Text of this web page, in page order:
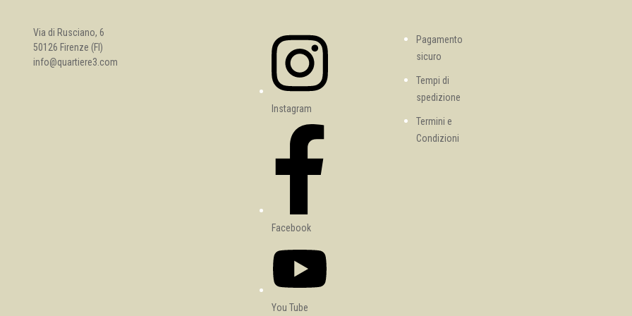
Via di Rusciano, 6
50126 Firenze (FI)
info@quartiere3.com
Instagram
Facebook
You Tube
Pagamento
sicuro
Tempi di
spedizione
Termini e
Condizioni